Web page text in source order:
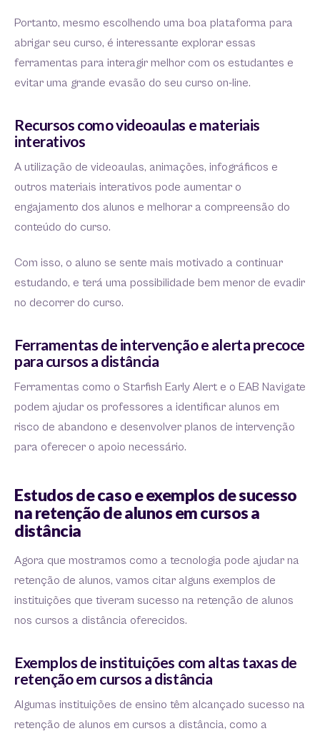
Portanto, mesmo escolhendo uma boa plataforma para
abrigar seu curso, é interessante explorar essas
ferramentas para interagir melhor com os estudantes e
evitar uma grande evasão do seu curso on-line.
Recursos como videoaulas e materiais
interativos
A utilização de videoaulas, animações, infográficos e
outros materiais interativos pode aumentar o
engajamento dos alunos e melhorar a compreensão do
conteúdo do curso.
Com isso, o aluno se sente mais motivado a continuar
estudando, e terá uma possibilidade bem menor de evadir
no decorrer do curso.
Ferramentas de intervenção e alerta precoce
para cursos a distância
Ferramentas como o Starfish Early Alert e o EAB Navigate
podem ajudar os professores a identificar alunos em
risco de abandono e desenvolver planos de intervenção
para oferecer o apoio necessário.
Estudos de caso e exemplos de sucesso
na retenção de alunos em cursos a
distância
Agora que mostramos como a tecnologia pode ajudar na
retenção de alunos, vamos citar alguns exemplos de
instituições que tiveram sucesso na retenção de alunos
nos cursos a distância oferecidos.
Exemplos de instituições com altas taxas de
retenção em cursos a distância
Algumas instituições de ensino têm alcançado sucesso na
retenção de alunos em cursos a distância, como a